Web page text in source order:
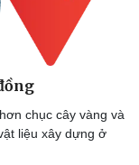
chục cây vàng và
liệu xây dựng ở